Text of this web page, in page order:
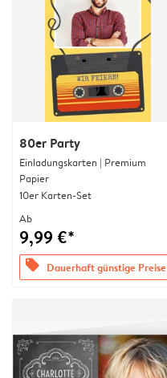
80er Party
Einladungskarten | Premium
Papier
10er Karten-Set
Ab
9,99 €*
offers Dauerhaft günstige Preise